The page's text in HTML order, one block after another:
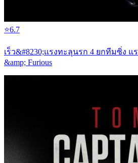
⭐6.7
เร็ว&#8230;แรงทะลุนรก 4 ยกทีมซิ่ง แ
&amp; Furious